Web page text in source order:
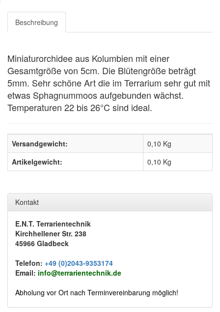
Beschreibung
Miniaturorchidee aus Kolumbien mit einer
Gesamtgröße von 5cm. Die Blütengröße beträgt
5mm. Sehr schöne Art die im Terrarium sehr gut mit
etwas Sphagnummoos aufgebunden wächst.
Temperaturen 22 bis 26°C sind ideal.
Versandgewicht:
0,10 Kg
Artikelgewicht:
0,10 Kg
Kontakt
E.N.T. Terrarientechnik
Kirchhellener Str. 238
45966 Gladbeck
Telefon: +49 (0)2043-9353174
Email: info@terrarientechnik.de
Abholung vor Ort nach Terminvereinbarung möglich!